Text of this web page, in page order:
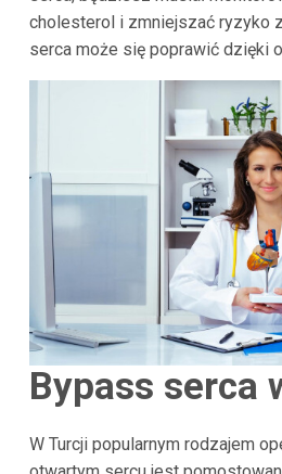
cholesterol i zmniejszać ryzyko
serca może się poprawić dzięki
Bypass serca
W Turcji popularnym rodzajem